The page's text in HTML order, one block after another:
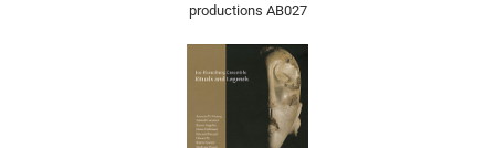
productions AB027